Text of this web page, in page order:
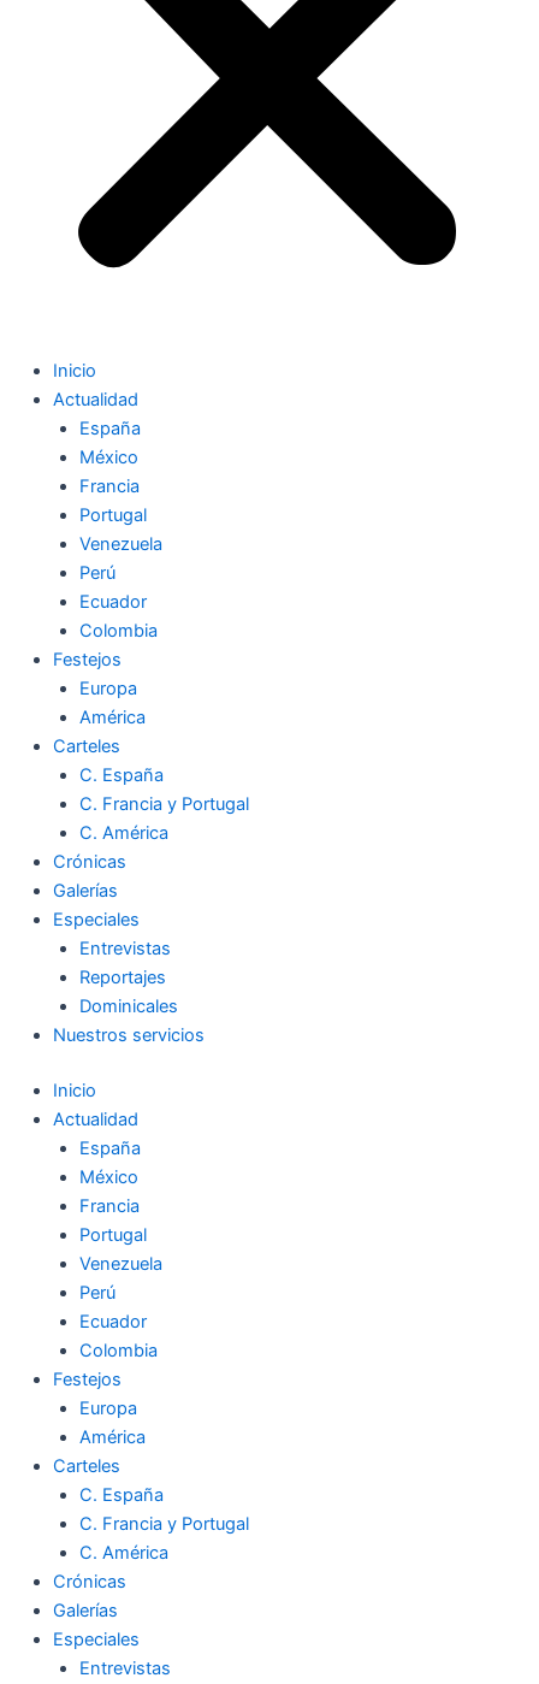
Inicio
Actualidad
España
México
Francia
Portugal
Venezuela
Perú
Ecuador
Colombia
Festejos
Europa
América
Carteles
C. España
C. Francia y Portugal
C. América
Crónicas
Galerías
Especiales
Entrevistas
Reportajes
Dominicales
Nuestros servicios
Inicio
Actualidad
España
México
Francia
Portugal
Venezuela
Perú
Ecuador
Colombia
Festejos
Europa
América
Carteles
C. España
C. Francia y Portugal
C. América
Crónicas
Galerías
Especiales
Entrevistas